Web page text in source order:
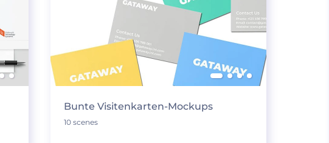
Bunte Visitenkarten-Mockups
10 scenes